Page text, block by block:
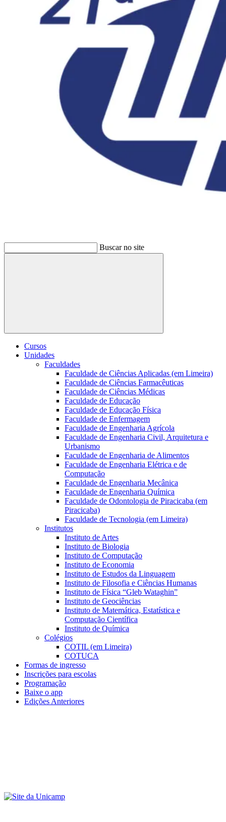
Buscar no site
Buscar
Cursos
Unidades
Faculdades
Faculdade de Ciências Aplicadas (em Limeira)
Faculdade de Ciências Farmacêuticas
Faculdade de Ciências Médicas
Faculdade de Educação
Faculdade de Educação Física
Faculdade de Enfermagem
Faculdade de Engenharia Agrícola
Faculdade de Engenharia Civil, Arquitetura e
Urbanismo
Faculdade de Engenharia de Alimentos
Faculdade de Engenharia Elétrica e de
Computação
Faculdade de Engenharia Mecânica
Faculdade de Engenharia Química
Faculdade de Odontologia de Piracicaba (em
Piracicaba)
Faculdade de Tecnologia (em Limeira)
Institutos
Instituto de Artes
Instituto de Biologia
Instituto de Computação
Instituto de Economia
Instituto de Estudos da Linguagem
Instituto de Filosofia e Ciências Humanas
Instituto de Física “Gleb Wataghin”
Instituto de Geociências
Instituto de Matemática, Estatística e
Computação Científica
Instituto de Química
Colégios
COTIL (em Limeira)
COTUCA
Formas de ingresso
Inscrições para escolas
Programação
Baixe o app
Edições Anteriores